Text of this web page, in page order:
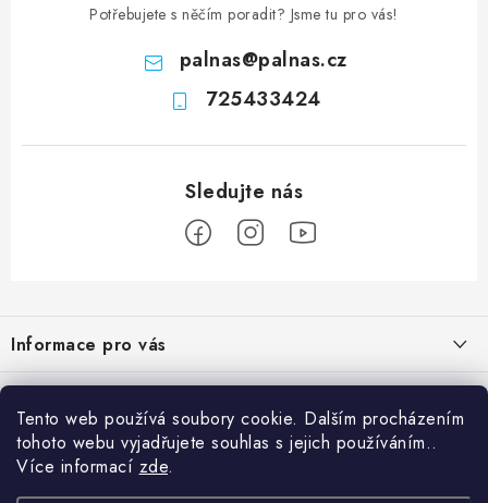
Tento web používá soubory cookie. Dalším procházením
tohoto webu vyjadřujete souhlas s jejich používáním..
Více informací zde.
Potřebujete s něčím poradit? Jsme tu pro vás!
palnas@palnas.cz
725433424
p
a
Informace pro vás
Obchodní podmínky
Podmínky ochrany osobních údajů
Odstoupení od kupní smlouvy
Přihlášení
E-mail